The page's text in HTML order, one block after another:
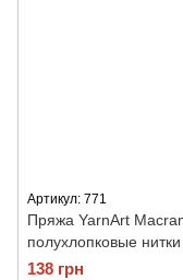
Артикул: 771
Пряжа YarnArt
полухлопковые
138 грн